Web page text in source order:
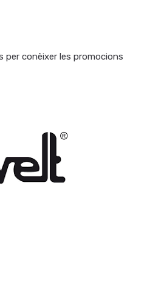
per conèixer les promocions